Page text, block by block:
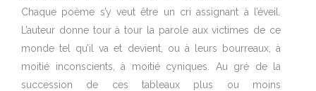
Chaque poème s’y veut être un cri assignant à l’éveil.
L’auteur donne tour à tour la parole aux victimes de ce
monde tel qu’il va et devient, ou à leurs bourreaux, à
moitié inconscients, à moitié cyniques. Au gré de la
succession de ces tableaux plus ou moins